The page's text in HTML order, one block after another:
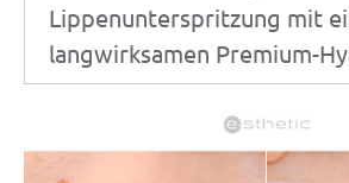
Lippenunterspritzung mit
langwirksamen Premium-